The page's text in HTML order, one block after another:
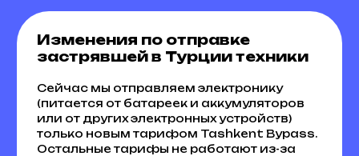
Изменения по отправке
застрявшей в Турции техники
Сейчас мы отправляем электронику
(питается от батареек и аккумуляторов
или от других электронных устройств)
только новым тарифом Tashkent Bypass.
Остальные тарифы не работают из-за